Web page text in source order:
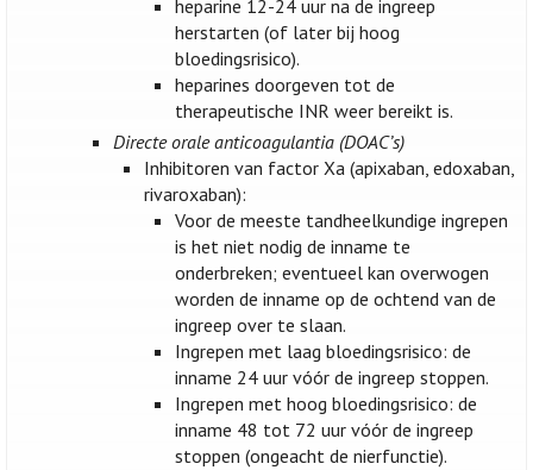
heparine 12-24 uur na de ingreep
herstarten (of later bij hoog
bloedingsrisico).
heparines doorgeven tot de
therapeutische INR weer bereikt is.
Directe orale anticoagulantia (DOAC’s)
Inhibitoren van factor Xa (apixaban, edoxaban,
rivaroxaban):
Voor de meeste tandheelkundige ingrepen
is het niet nodig de inname te
onderbreken; eventueel kan overwogen
worden de inname op de ochtend van de
ingreep over te slaan.
Ingrepen met laag bloedingsrisico: de
inname 24 uur vóór de ingreep stoppen.
Ingrepen met hoog bloedingsrisico: de
inname 48 tot 72 uur vóór de ingreep
stoppen (ongeacht de nierfunctie).